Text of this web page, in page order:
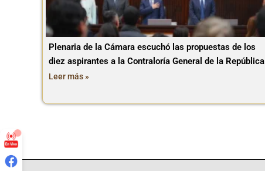
Plenaria de la Cámara escuchó las propuestas de los
diez aspirantes a la Contraloría General de la República
Leer más »